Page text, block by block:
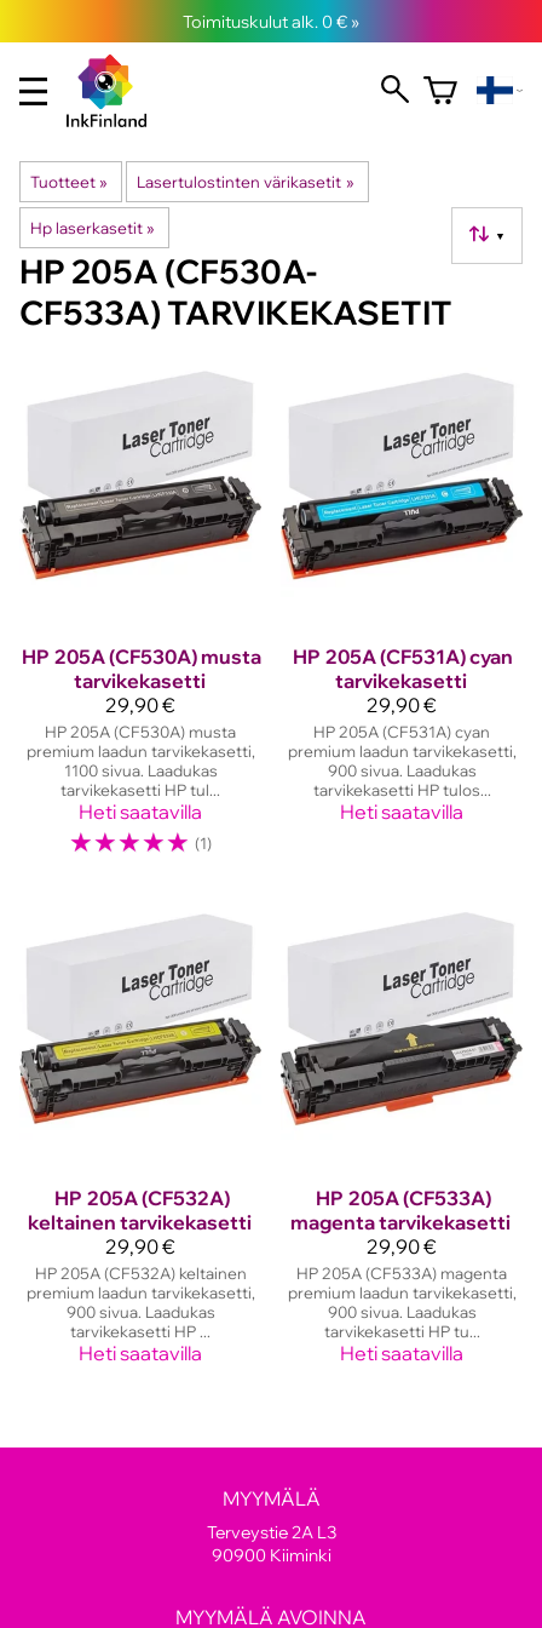
Toimituskulut alk. 0 € »
Tuotteet ‪» Lasertulostinten värikasetit ‪»
Hp laserkasetit ‪» ▼
HP 205A (CF530A-
CF533A) TARVIKEKASETIT
HP 205A (CF530A) musta
tarvikekasetti
29,90 €
HP 205A (CF530A) musta
premium laadun tarvikekasetti,
1100 sivua. Laadukas
tarvikekasetti HP tul...
Heti saatavilla
☆☆☆☆☆ (1)
HP 205A (CF531A) cyan
tarvikekasetti
29,90 €
HP 205A (CF531A) cyan
premium laadun tarvikekasetti,
900 sivua. Laadukas
tarvikekasetti HP tulos...
Heti saatavilla
HP 205A (CF532A)
keltainen tarvikekasetti
29,90 €
HP 205A (CF532A) keltainen
premium laadun tarvikekasetti,
900 sivua. Laadukas
tarvikekasetti HP ...
Heti saatavilla
HP 205A (CF533A)
magenta tarvikekasetti
29,90 €
HP 205A (CF533A) magenta
premium laadun tarvikekasetti,
900 sivua. Laadukas
tarvikekasetti HP tu...
Heti saatavilla
MYYMÄLÄ
Terveystie 2A L3
90900 Kiiminki
MYYMÄLÄ AVOINNA